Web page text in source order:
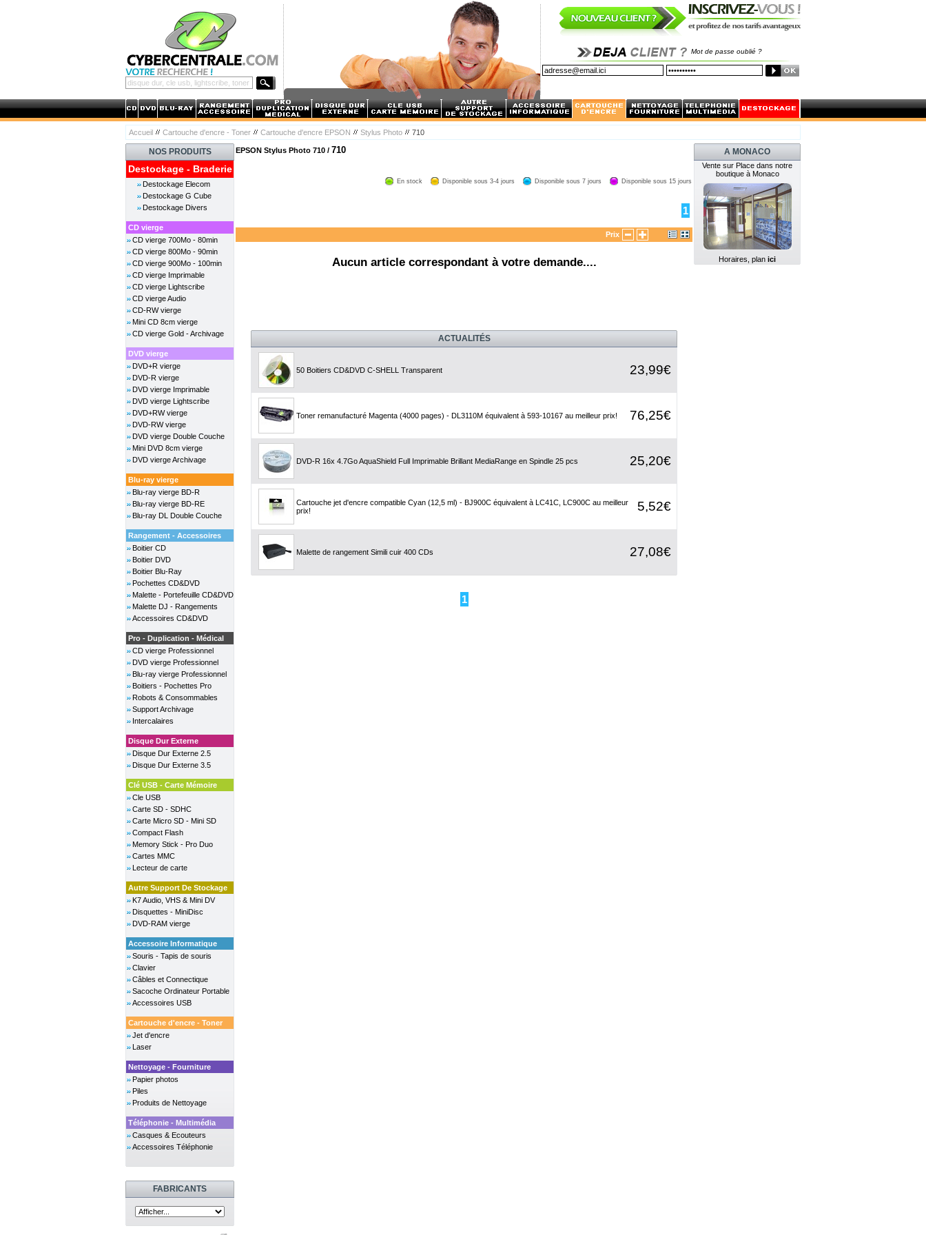
Mot de passe oublié ?
Accueil Cartouche d'encre - Toner Cartouche d'encre EPSON Stylus Photo 710
NOS PRODUITS
Destockage - Braderie
Destockage Elecom
Destockage G Cube
Destockage Divers
CD vierge
CD vierge 700Mo - 80min
CD vierge 800Mo - 90min
CD vierge 900Mo - 100min
CD vierge Imprimable
CD vierge Lightscribe
CD vierge Audio
CD-RW vierge
Mini CD 8cm vierge
CD vierge Gold - Archivage
DVD vierge
DVD+R vierge
DVD-R vierge
DVD vierge Imprimable
DVD vierge Lightscribe
DVD+RW vierge
DVD-RW vierge
DVD vierge Double Couche
Mini DVD 8cm vierge
DVD vierge Archivage
Blu-ray vierge
Blu-ray vierge BD-R
Blu-ray vierge BD-RE
Blu-ray DL Double Couche
Rangement - Accessoires
Boitier CD
Boitier DVD
Boitier Blu-Ray
Pochettes CD&DVD
Malette - Portefeuille CD&DVD
Malette DJ - Rangements
Accessoires CD&DVD
Pro - Duplication - Médical
CD vierge Professionnel
DVD vierge Professionnel
Blu-ray vierge Professionnel
Boitiers - Pochettes Pro
Robots & Consommables
Support Archivage
Intercalaires
Disque Dur Externe
Disque Dur Externe 2.5
Disque Dur Externe 3.5
Clé USB - Carte Mémoire
Cle USB
Carte SD - SDHC
Carte Micro SD - Mini SD
Compact Flash
Memory Stick - Pro Duo
Cartes MMC
Lecteur de carte
Autre Support De Stockage
K7 Audio, VHS & Mini DV
Disquettes - MiniDisc
DVD-RAM vierge
Accessoire Informatique
Souris - Tapis de souris
Clavier
Câbles et Connectique
Sacoche Ordinateur Portable
Accessoires USB
Cartouche d'encre - Toner
Jet d'encre
Laser
Nettoyage - Fourniture
Papier photos
Piles
Produits de Nettoyage
Téléphonie - Multimédia
Casques & Ecouteurs
Accessoires Téléphonie
FABRICANTS
EPSON Stylus Photo 710 / 710
En stock Disponible sous 3-4 jours Disponible sous 7 jours Disponible sous 15 jours
1
Prix
Aucun article correspondant à votre demande....
ACTUALITÉS
50 Boitiers CD&DVD C-SHELL Transparent 23,99€
Toner remanufacturé Magenta (4000 pages) - DL3110M équivalent à 593-10167 au meilleur prix! 76,25€
DVD-R 16x 4.7Go AquaShield Full Imprimable Brillant MediaRange en Spindle 25 pcs 25,20€
Cartouche jet d'encre compatible Cyan (12,5 ml) - BJ900C équivalent à LC41C, LC900C au meilleur
prix!
5,52€
Malette de rangement Simili cuir 400 CDs 27,08€
1
A MONACO
Vente sur Place dans notre
boutique à Monaco
Horaires, plan ici